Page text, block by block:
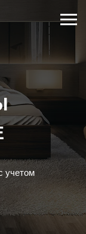
учетом